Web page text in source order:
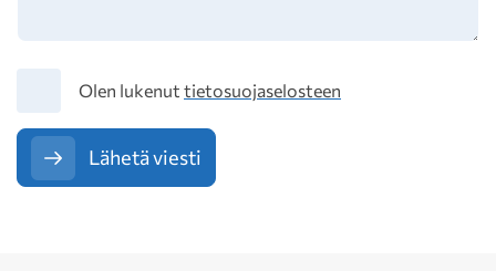
TietosuojaOlen lukenut tietosuojaselosteen
Lähetä viesti